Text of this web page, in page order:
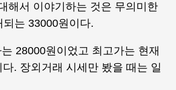
해서 이야기하는 것은 무의미한
는 33000원이다.
28000원이었고 최고가는 현재
. 장외거래 시세만 봤을 때는 일